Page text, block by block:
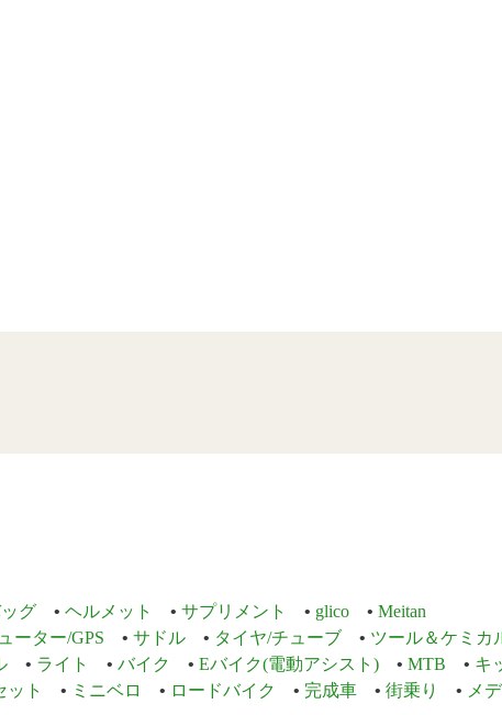
グ ヘルメット サプリメント glico
Meitan
ーター/GPS サドル タイヤ/チューブ
ツール＆ケミカ
ライト バイク Eバイク(電動アシスト) MTB
キ
ット ミニベロ ロードバイク 完成車 街乗り
メ